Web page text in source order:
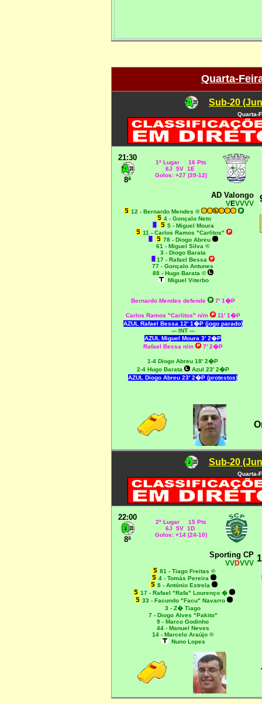
Quarta-
Sub-20
Quarta-
21:30
8ª
1º Lugar 16 Pts
6J 5V 1E
Golos: +27 (39-12)
AD Valongo
VEVVVV
12 - Bernardo Mendes ®
4 - Gonçalo Neto
5 - Miguel Moura
11 - Carlos Ramos "Carlitos"
78 - Diogo Abreu
61 - Miguel Silva ®
3 - Diogo Barata
17 - Rafael Bessa
77 - Gonçalo Antunes
88 - Hugo Barata ©
Miguel Viterbo
Bernardo Mendes defende 7' 1�P
Carlos Ramos "Carlitos" n/m
11' 1�P
AZUL Rafael Bessa 12' 1�P (jogo parado)
--- INT ---
AZUL Miguel Moura 3' 2�P
Rafael Bessa n/m
7' 2�P
1-4 Diogo Abreu 18' 2�P
2-4 Hugo Barata
Azul 23' 2�P
AZUL Diogo Abreu 23' 2�P (protestos)
Sub-20
Quarta-
22:00
8ª
2º Lugar 15 Pts
6J 5V 1D
Golos: +14 (24-10)
Sporting CP
VVDVVV
81 - Tiago Freitas ®
4 - Tomás Pereira
8 - António Estrela
17 - Rafael "Rafa" Lourenço �
33 - Facundo "Facu" Navarro
3 - Z� Tiago
7 - Diogo Alves "Pakito"
9 - Marco Godinho
44 - Manuel Neves
14 - Marcelo Araújo ®
Nuno Lopes